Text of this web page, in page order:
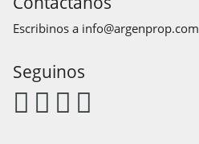
Escribinos a info@argenprop.com
Seguinos